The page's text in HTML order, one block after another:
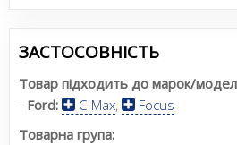
ЗАСТОСОВНІСТЬ
Товар підходить до марок/
- Ford: C-Max,
Focus
Товарна група: